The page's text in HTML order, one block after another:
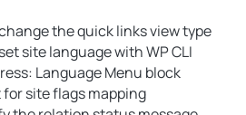
the quick links view type
site language with WP CLI
Language Menu block
site flags mapping